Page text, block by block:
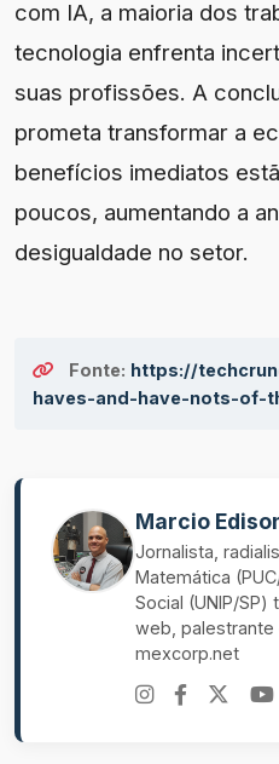
com IA, a maioria dos
tecnologia enfrenta
suas profissões. A
prometa transformar a
benefícios imediatos
poucos, aumentando a
desigualdade no setor.
Fonte: https://
haves-and-have-nots-of-
Marcio
Jornalista,
Matemática
Social (UNIP/
web, palestrante
mexcorp.net